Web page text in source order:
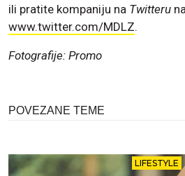
ili pratite kompaniju na Twitteru
www.twitter.com/MDLZ.
Fotografije: Promo
POVEZANE TEME
LIFESTYLE